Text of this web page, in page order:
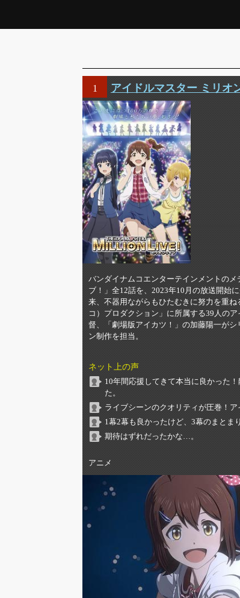
1 アイドルマスター ミリ
バンダイナムコエンターテインメントの
ブ！」全12話を、2023年10月の放送開始
来、不器用ながらもひたむきに努力を重
コ）プロダクション」に所属する39人の
督、「劇場版アイカツ！」の加藤陽一が
ン制作を担当。
ネット上の声
10年間応援してきて本当に良かった
た。
ライブシーンのクオリティが圧巻！ア
1幕2幕も良かったけど、3幕のまとま
期待はずれだったかな…。
アニメ